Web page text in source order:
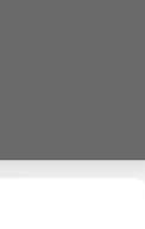
2023